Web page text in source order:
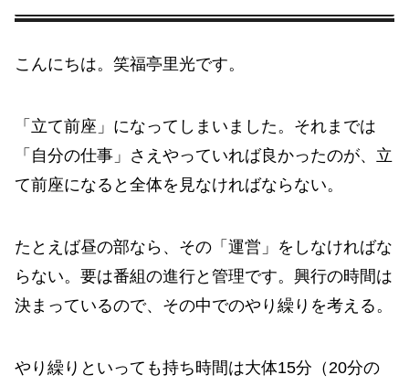
こんにちは。笑福亭里光です。
「立て前座」になってしまいました。それまでは
「自分の仕事」さえやっていれば良かったのが、立
て前座になると全体を見なければならない。
たとえば昼の部なら、その「運営」をしなければな
らない。要は番組の進行と管理です。興行の時間は
決まっているので、その中でのやり繰りを考える。
やり繰りといっても持ち時間は大体15分（20分の